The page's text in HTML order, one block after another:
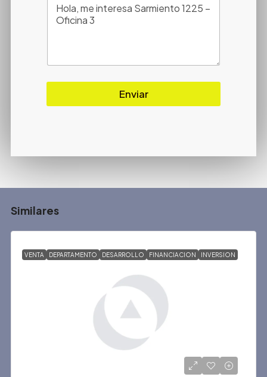
Enviar
Similares
VENTA DEPARTAMENTO DESARROLLO FINANCIACION INVERSION